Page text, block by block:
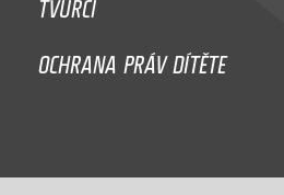
OCHRANA PRÁV DÍTĚTE